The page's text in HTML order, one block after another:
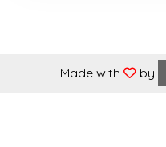
Made with by